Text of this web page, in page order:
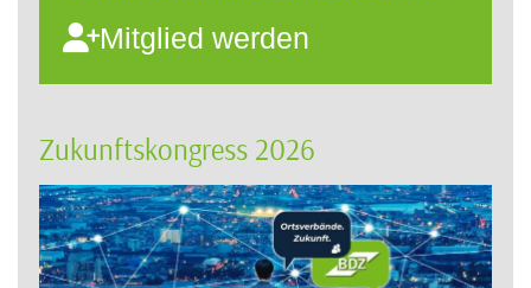
Mitglied werden
Zukunftskongress 2026